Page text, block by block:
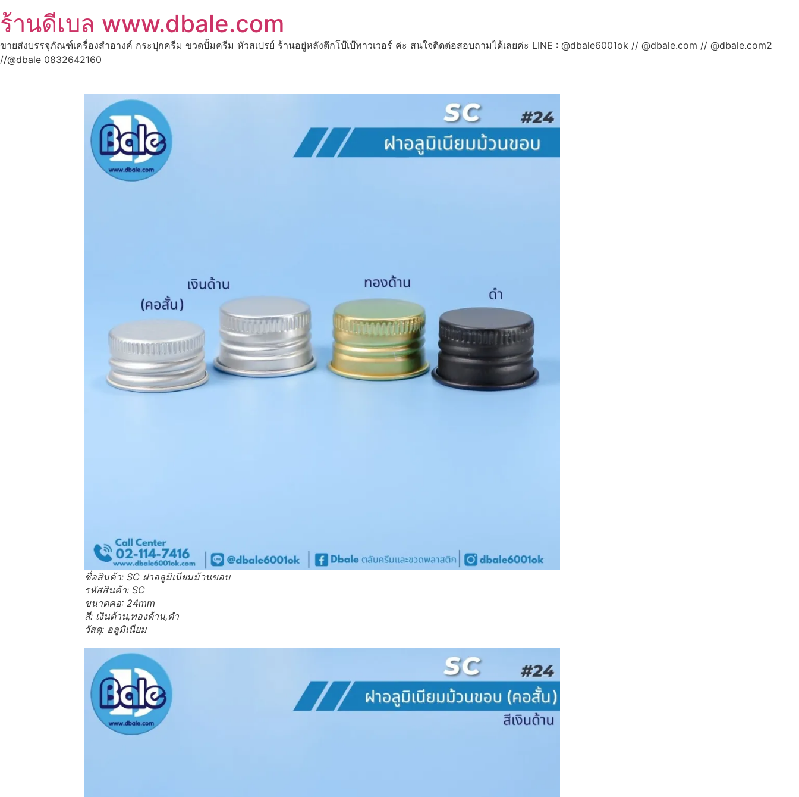
ร้านดีเบล www.dbale.com
ขายส่งบรรจุภัณฑ์เครื่องสำอางค์ กระปุกครีม ขวดปั้มครีม หัวสเปรย์ ร้านอยู่หลังตึกโบ๊เบ๊ทาวเวอร์ ค่ะ สนใจติดต่อสอบถามได้เลยค่ะ LINE : @dbale6001ok // @dbale.com // @dbale.com2
//@dbale 0832642160
ชื่อสินค้า: SC ฝาอลูมิเนียมม้วนขอบ
รหัสสินค้า: SC
ขนาดคอ: 24mm
สี: เงินด้าน,ทองด้าน,ดำ
วัสดุ: อลูมิเนียม